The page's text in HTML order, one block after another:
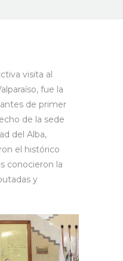
visita al
fue la
de primer
de la sede
del Alba,
el histórico
conocieron la
y